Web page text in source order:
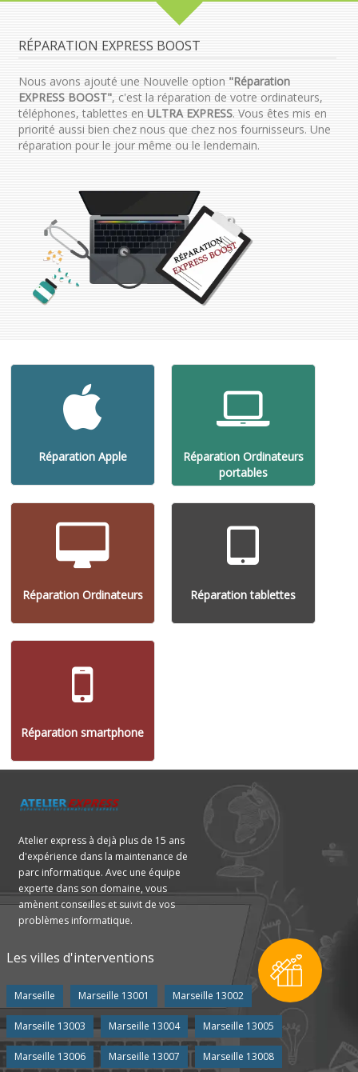
RÉPARATION EXPRESS BOOST
Nous avons ajouté une Nouvelle option "Réparation
EXPRESS BOOST", c'est la réparation de votre ordinateurs,
téléphones, tablettes en ULTRA EXPRESS. Vous êtes mis en
priorité aussi bien chez nous que chez nos fournisseurs. Une
réparation pour le jour même ou le lendemain.
Réparation Apple
Réparation Ordinateurs
portables
Réparation Ordinateurs Réparation tablettes
Réparation smartphone
Atelier express à dejà plus de 15 ans
d'expérience dans la maintenance de
parc informatique. Avec une équipe
experte dans son domaine, vous
amènent conseilles et suivit de vos
problèmes informatique.
Les villes d'interventions
Marseille Marseille 13001 Marseille 13002
Marseille 13003 Marseille 13004 Marseille 13005
Marseille 13006 Marseille 13007 Marseille 13008